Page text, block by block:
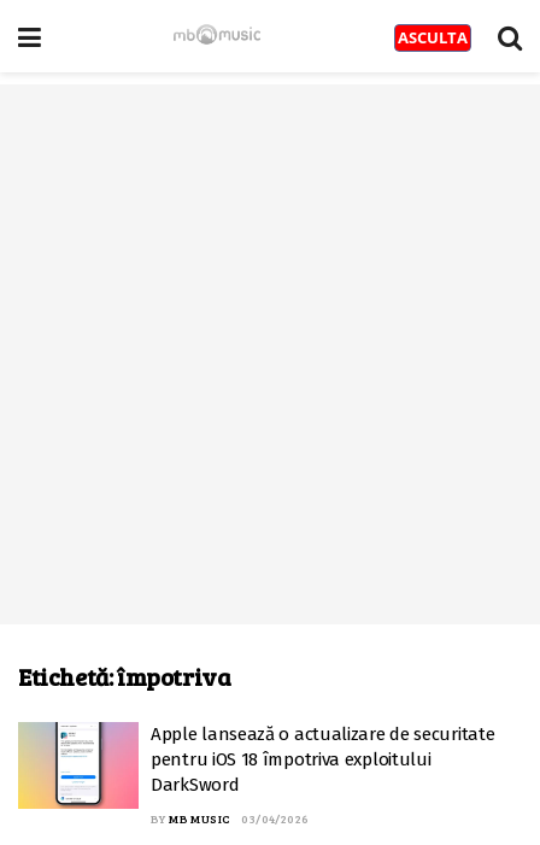
Etichetă:împotriva
Apple lansează o actualizare de securitate
pentru iOS 18 împotriva exploitului
DarkSword
BY MB MUSIC 03/04/2026